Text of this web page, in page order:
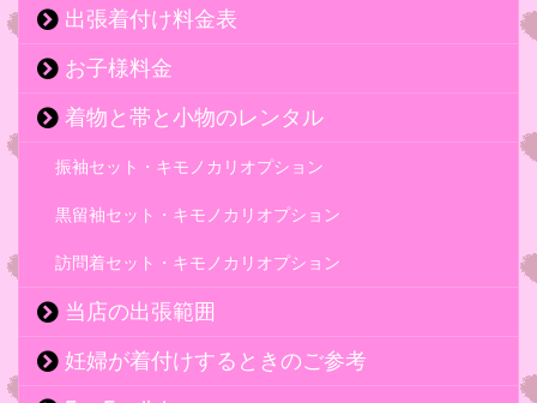
出張着付け料金表
お子様料金
着物と帯と小物のレンタル
振袖セット・キモノカリオプション
黒留袖セット・キモノカリオプション
訪問着セット・キモノカリオプション
当店の出張範囲
妊婦が着付けするときのご参考